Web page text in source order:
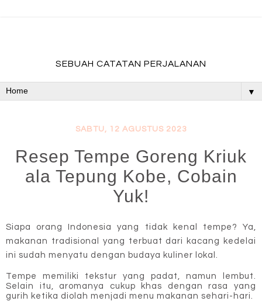
SEBUAH CATATAN PERJALANAN
▼
SABTU, 12 AGUSTUS 2023
Resep Tempe Goreng Kriuk
ala Tepung Kobe, Cobain
Yuk!
Siapa orang Indonesia yang tidak kenal tempe? Ya,
makanan tradisional yang terbuat dari kacang kedelai
ini sudah menyatu dengan budaya kuliner lokal.
Tempe memiliki tekstur yang padat, namun lembut.
Selain itu, aromanya cukup khas dengan rasa yang
gurih ketika diolah menjadi menu makanan sehari-hari.